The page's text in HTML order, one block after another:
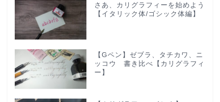
さあ、カリグラフィーを始めよう
【イタリック体/ゴシック体編】
【Gペン】ゼブラ、タチカワ、ニ
ッコウ 書き比べ【カリグラフィ
ー】